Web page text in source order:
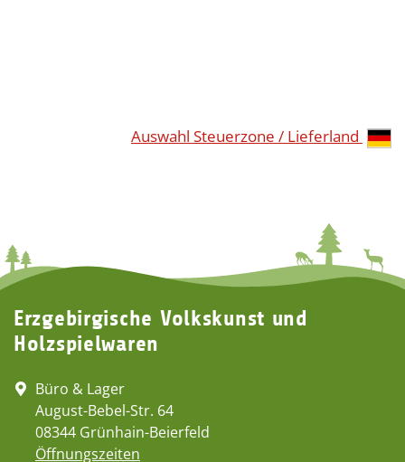
Auswahl Steuerzone / Lieferland
Erzgebirgische Volkskunst und
Holzspielwaren
Büro & Lager
August-Bebel-Str. 64
08344 Grünhain-Beierfeld
Öffnungszeiten